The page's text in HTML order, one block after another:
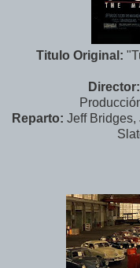
Titulo Original:
Director:
Reparto: Jeff Bridges,